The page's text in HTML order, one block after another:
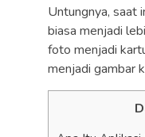
Untungnya, saat
biasa menjadi
foto menjadi
menjadi gambar